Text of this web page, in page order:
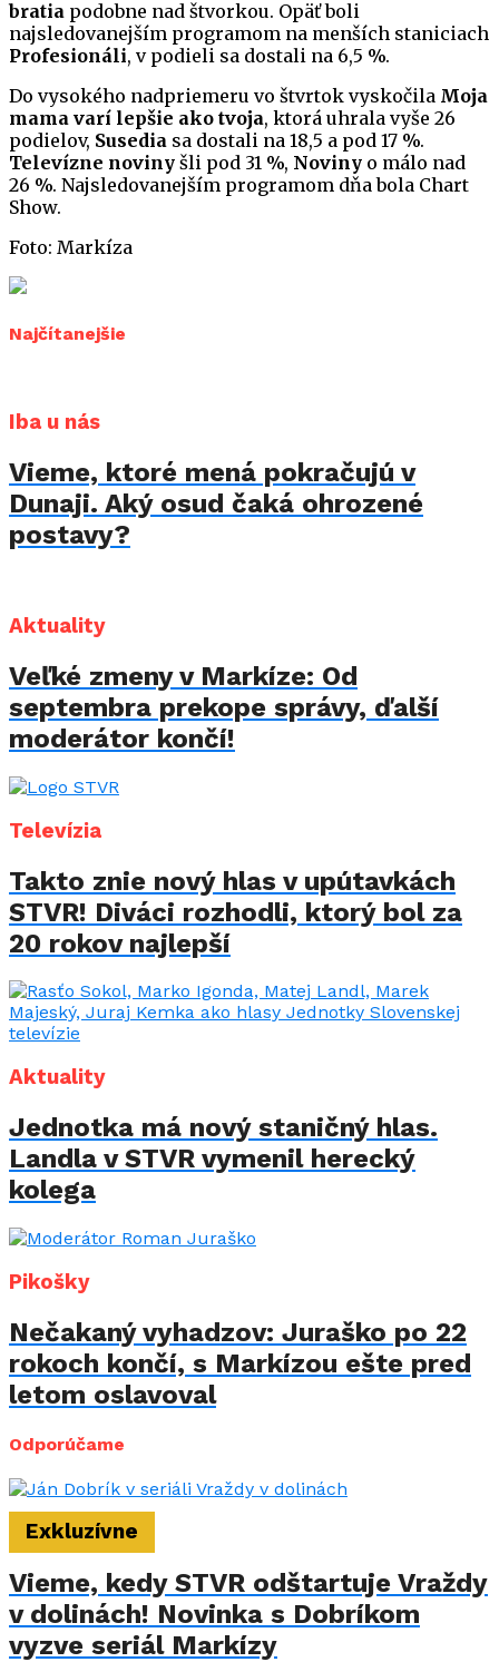
bratia podobne nad štvorkou. Opäť boli
najsledovanejším programom na menších staniciach
Profesionáli, v podieli sa dostali na 6,5 %.
Do vysokého nadpriemeru vo štvrtok vyskočila Moja
mama varí lepšie ako tvoja, ktorá uhrala vyše 26
podielov, Susedia sa dostali na 18,5 a pod 17 %.
Televízne noviny šli pod 31 %, Noviny o málo nad
26 %. Najsledovanejším programom dňa bola Chart
Show.
Foto: Markíza
Najčítanejšie
Iba u nás
Vieme, ktoré mená pokračujú v
Dunaji. Aký osud čaká ohrozené
postavy?
Aktuality
Veľké zmeny v Markíze: Od
septembra prekope správy, ďalší
moderátor končí!
Televízia
Takto znie nový hlas v upútavkách
STVR! Diváci rozhodli, ktorý bol za
20 rokov najlepší
Aktuality
Jednotka má nový staničný hlas.
Landla v STVR vymenil herecký
kolega
Pikošky
Nečakaný vyhadzov: Juraško po 22
rokoch končí, s Markízou ešte pred
letom oslavoval
Odporúčame
Exkluzívne
Vieme, kedy STVR odštartuje Vraždy
v dolinách! Novinka s Dobríkom
vyzve seriál Markízy